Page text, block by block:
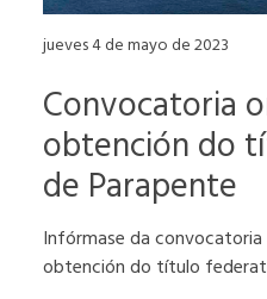
jueves 4 de mayo de 2023
Convocatoria
obtención do
de Parapente
Infórmase da convocatoria
obtención do título